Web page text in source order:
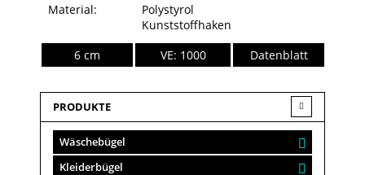
Material:
Polystyrol
Kunststoffhaken
6 cm
VE: 1000 Datenblatt
PRODUKTE
Wäschebügel
Kleiderbügel